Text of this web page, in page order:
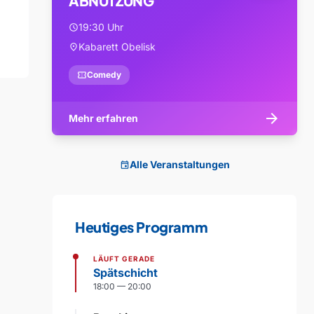
schedule19:30 Uhr
location_onKabarett Obelisk
confirmation_numberComedy
Mehr erfahren arrow_forward
eventAlle Veranstaltungen
Heutiges Programm
LÄUFT GERADE
Spätschicht
18:00 — 20:00